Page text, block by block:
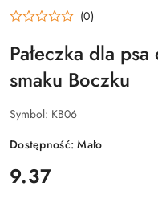
(0)
Pałeczka dla
smaku Boczku
Symbol: KB06
Dostępność:Mało
cena:
9.37